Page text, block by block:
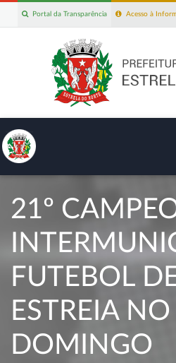
Acesso à
Portal da Transparência
21º
FUTEBOL
ESTREIA NO
DOMINGO